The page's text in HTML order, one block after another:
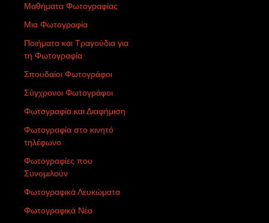
Μαθήματα Φωτογραφίας
Μια Φωτογραφία
Ποιήματα και Τραγούδια για
τη Φωτογραφία
Σπουδαίοι Φωτογράφοι
Σύγχρονοι Φωτογράφοι
Φωτογραφία και Διαφήμιση
Φωτογραφία στο κινητό
τηλέφωνο
Φωτογραφίες που
Συνομιλούν
Φωτογραφικά Λευκώματα
Φωτογραφικά Νέα